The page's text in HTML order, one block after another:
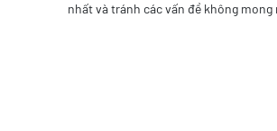
nhất và tránh các vấn đề không mong